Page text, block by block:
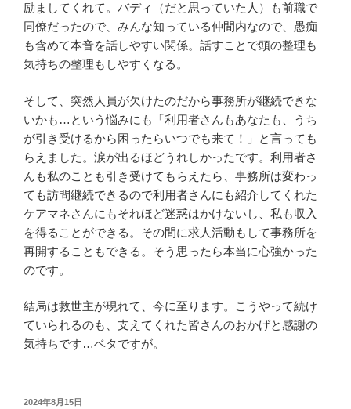
励ましてくれて。バディ（だと思っていた人）も前職で
同僚だったので、みんな知っている仲間内なので、愚痴
も含めて本音を話しやすい関係。話すことで頭の整理も
気持ちの整理もしやすくなる。
そして、突然人員が欠けたのだから事務所が継続できな
いかも…という悩みにも「利用者さんもあなたも、うち
が引き受けるから困ったらいつでも来て！」と言っても
らえました。涙が出るほどうれしかったです。利用者さ
んも私のことも引き受けてもらえたら、事務所は変わっ
ても訪問継続できるので利用者さんにも紹介してくれた
ケアマネさんにもそれほど迷惑はかけないし、私も収入
を得ることができる。その間に求人活動もして事務所を
再開することもできる。そう思ったら本当に心強かった
のです。
結局は救世主が現れて、今に至ります。こうやって続け
ていられるのも、支えてくれた皆さんのおかげと感謝の
気持ちです…ベタですが。
投
2024年8月15日